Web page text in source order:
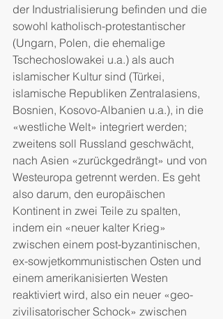
der Industrialisierung befinden und die
sowohl katholisch-protestantischer
(Ungarn, Polen, die ehemalige
Tschechoslowakei u.a.) als auch
islamischer Kultur sind (Türkei,
islamische Republiken Zentralasiens,
Bosnien, Kosovo-Albanien u.a.), in die
«westliche Welt» integriert werden;
zweitens soll Russland geschwächt,
nach Asien «zurückgedrängt» und von
Westeuropa getrennt werden. Es geht
also darum, den europäischen
Kontinent in zwei Teile zu spalten,
indem ein «neuer kalter Krieg»
zwischen einem post-byzantinischen,
ex-sowjetkommunistischen Osten und
einem amerikanisierten Westen
reaktiviert wird, also ein neuer «geo-
zivilisatorischer Schock» zwischen